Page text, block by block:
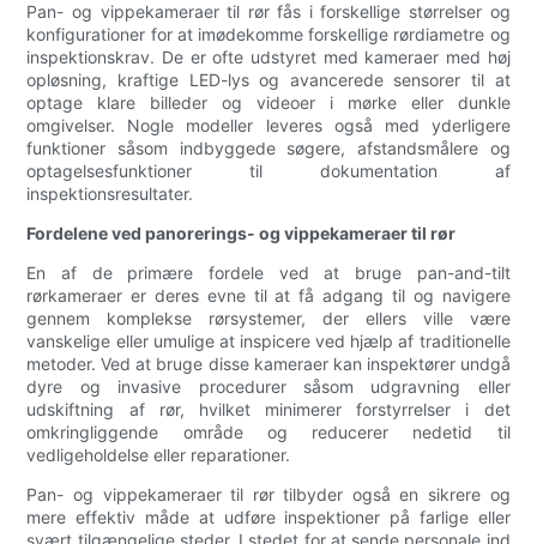
Pan- og vippekameraer til rør fås i forskellige størrelser og
konfigurationer for at imødekomme forskellige rørdiametre og
inspektionskrav. De er ofte udstyret med kameraer med høj
opløsning, kraftige LED-lys og avancerede sensorer til at
optage klare billeder og videoer i mørke eller dunkle
omgivelser. Nogle modeller leveres også med yderligere
funktioner såsom indbyggede søgere, afstandsmålere og
optagelsesfunktioner til dokumentation af
inspektionsresultater.
Fordelene ved panorerings- og vippekameraer til rør
En af de primære fordele ved at bruge pan-and-tilt
rørkameraer er deres evne til at få adgang til og navigere
gennem komplekse rørsystemer, der ellers ville være
vanskelige eller umulige at inspicere ved hjælp af traditionelle
metoder. Ved at bruge disse kameraer kan inspektører undgå
dyre og invasive procedurer såsom udgravning eller
udskiftning af rør, hvilket minimerer forstyrrelser i det
omkringliggende område og reducerer nedetid til
vedligeholdelse eller reparationer.
Pan- og vippekameraer til rør tilbyder også en sikrere og
mere effektiv måde at udføre inspektioner på farlige eller